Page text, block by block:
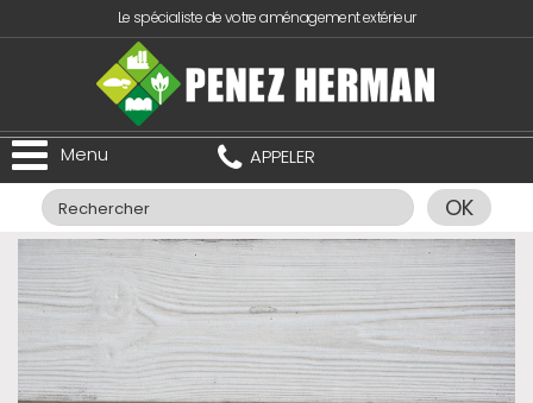
Le spécialiste de votre aménagement extérieur
APPELER
OK
Menu